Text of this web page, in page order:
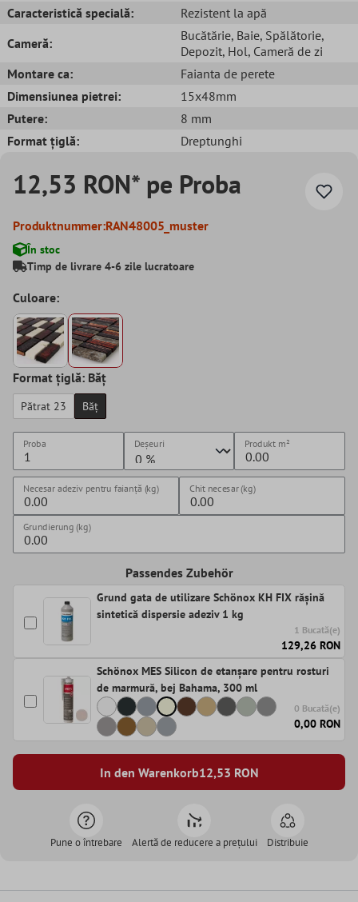
Caracteristică specială:
Rezistent la apă
Cameră:
Bucătărie, Baie, Spălătorie,
Depozit, Hol, Cameră de zi
Montare ca:
Faianta de perete
Dimensiunea pietrei:
15x48mm
Putere:
8 mm
Format țiglă:
Dreptunghi
12,53 RON* pe Proba
Produktnummer:RAN48005_muster
În stoc
Timp de livrare 4-6 zile lucratoare
Culoare:
Format țiglă: Băț
Pătrat 23 Băț
Proba Deșeuri Produkt m²
Necesar adeziv pentru faianță (kg) Chit necesar (kg)
Grundierung (kg)
Passendes Zubehör
Grund gata de utilizare Schönox KH FIX rășină
sintetică dispersie adeziv 1 kg
1 Bucată(e)
129,26 RON
Schönox MES Silicon de etanșare pentru rosturi
de marmură, bej Bahama, 300 ml
0 Bucată(e)
0,00 RON
In den Warenkorb12,53 RON
Pune o întrebare Alertă de reducere a prețului Distribuie